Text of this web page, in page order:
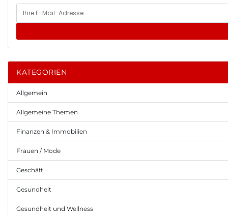
KATEGORIEN
Allgemein
Allgemeine Themen
Finanzen & Immobilien
Frauen / Mode
Geschäft
Gesundheit
Gesundheit und Wellness